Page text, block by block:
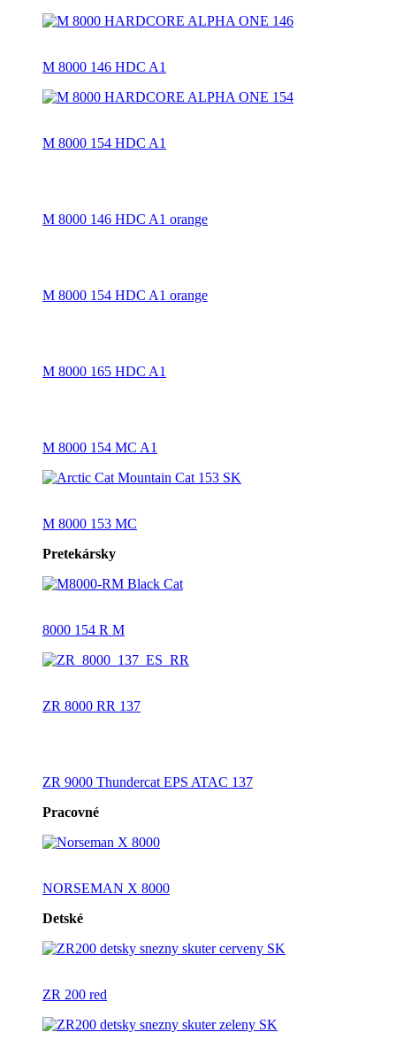
M 8000 146 HDC A1
M 8000 154 HDC A1
M 8000 146 HDC A1 orange
M 8000 154 HDC A1 orange
M 8000 165 HDC A1
M 8000 154 MC A1
M 8000 153 MC
Pretekársky
8000 154 R M
ZR 8000 RR 137
ZR 9000 Thundercat EPS ATAC 137
Pracovné
NORSEMAN X 8000
Detské
ZR 200 red